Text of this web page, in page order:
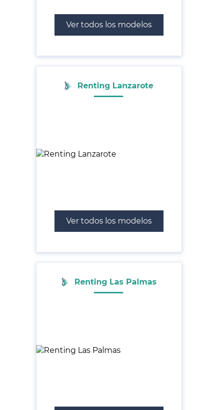
Ver todos los modelos
Renting Lanzarote
Ver todos los modelos
Renting Las Palmas